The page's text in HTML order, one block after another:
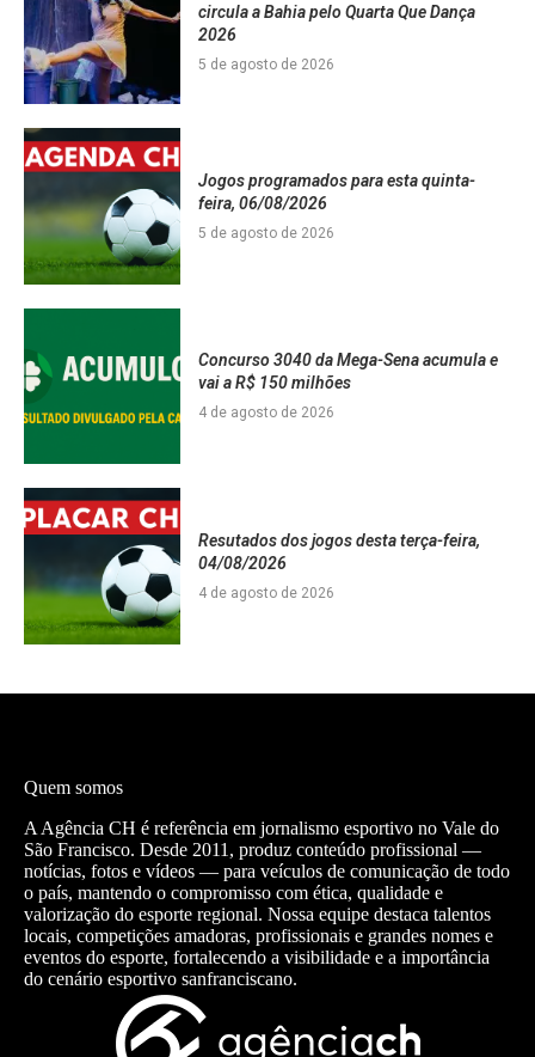
circula a Bahia pelo Quarta Que Dança
2026
5 de agosto de 2026
Jogos programados para esta quinta-
feira, 06/08/2026
5 de agosto de 2026
Concurso 3040 da Mega-Sena acumula e
vai a R$ 150 milhões
4 de agosto de 2026
Resutados dos jogos desta terça-feira,
04/08/2026
4 de agosto de 2026
Quem somos
A Agência CH é referência em jornalismo esportivo no Vale do
São Francisco. Desde 2011, produz conteúdo profissional —
notícias, fotos e vídeos — para veículos de comunicação de todo
o país, mantendo o compromisso com ética, qualidade e
valorização do esporte regional. Nossa equipe destaca talentos
locais, competições amadoras, profissionais e grandes nomes e
eventos do esporte, fortalecendo a visibilidade e a importância
do cenário esportivo sanfranciscano.